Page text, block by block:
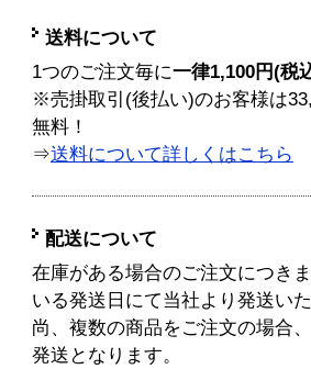
送料について
1つのご注文毎に一律1,100円(税
※売掛取引(後払い)のお客様は
無料！
⇒送料について詳しくはこちら
配送について
在庫がある場合のご注文につき
いる発送日にて当社より発送い
尚、複数の商品をご注文の場合
発送となります。